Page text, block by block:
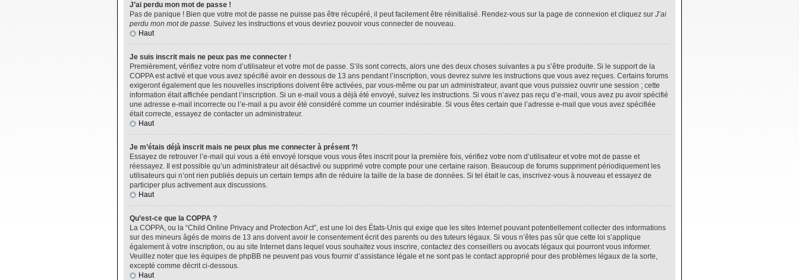
J’ai perdu mon mot de passe !
Pas de panique ! Bien que votre mot de passe ne puisse pas être récupéré, il peut facilement être réinitialisé. Rendez-vous sur la page de connexion et cliquez sur J’ai
perdu mon mot de passe. Suivez les instructions et vous devriez pouvoir vous connecter de nouveau.
Haut
Je suis inscrit mais ne peux pas me connecter !
Premièrement, vérifiez votre nom d’utilisateur et votre mot de passe. S’ils sont corrects, alors une des deux choses suivantes a pu s’être produite. Si le support de la
COPPA est activé et que vous avez spécifié avoir en dessous de 13 ans pendant l’inscription, vous devrez suivre les instructions que vous avez reçues. Certains forums
exigeront également que les nouvelles inscriptions doivent être activées, par vous-même ou par un administrateur, avant que vous puissiez ouvrir une session ; cette
information était affichée pendant l’inscription. Si un e-mail vous a déjà été envoyé, suivez les instructions. Si vous n’avez pas reçu d’e-mail, vous avez pu avoir spécifié
une adresse e-mail incorrecte ou l’e-mail a pu avoir été considéré comme un courrier indésirable. Si vous êtes certain que l’adresse e-mail que vous avez spécifiée
était correcte, essayez de contacter un administrateur.
Haut
Je m’étais déjà inscrit mais ne peux plus me connecter à présent ?!
Essayez de retrouver l’e-mail qui vous a été envoyé lorsque vous vous êtes inscrit pour la première fois, vérifiez votre nom d’utilisateur et votre mot de passe et
réessayez. Il est possible qu’un administrateur ait désactivé ou supprimé votre compte pour une certaine raison. Beaucoup de forums suppriment périodiquement les
utilisateurs qui n’ont rien publiés depuis un certain temps afin de réduire la taille de la base de données. Si tel était le cas, inscrivez-vous à nouveau et essayez de
participer plus activement aux discussions.
Haut
Qu’est-ce que la COPPA ?
La COPPA, ou la “Child Online Privacy and Protection Act”, est une loi des États-Unis qui exige que les sites Internet pouvant potentiellement collecter des informations
sur des mineurs âgés de moins de 13 ans doivent avoir le consentement écrit des parents ou des tuteurs légaux. Si vous n’êtes pas sûr que cette loi s’applique
également à votre inscription, ou au site Internet dans lequel vous souhaitez vous inscrire, contactez des conseillers ou avocats légaux qui pourront vous informer.
Veuillez noter que les équipes de phpBB ne peuvent pas vous fournir d’assistance légale et ne sont pas le contact approprié pour des problèmes légaux de la sorte,
excepté comme décrit ci-dessous.
Haut